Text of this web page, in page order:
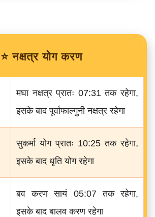
⭐ नक्षत्र योग करण
मघा नक्षत्र प्रातः 07:31 तक रहेगा,
इसके बाद पूर्वाफाल्गुनी नक्षत्र रहेगा
सुकर्मा योग प्रातः 10:25 तक रहेगा,
इसके बाद धृति योग रहेगा
बव करण सायं 05:07 तक रहेगा,
इसके बाद बालव करण रहेगा